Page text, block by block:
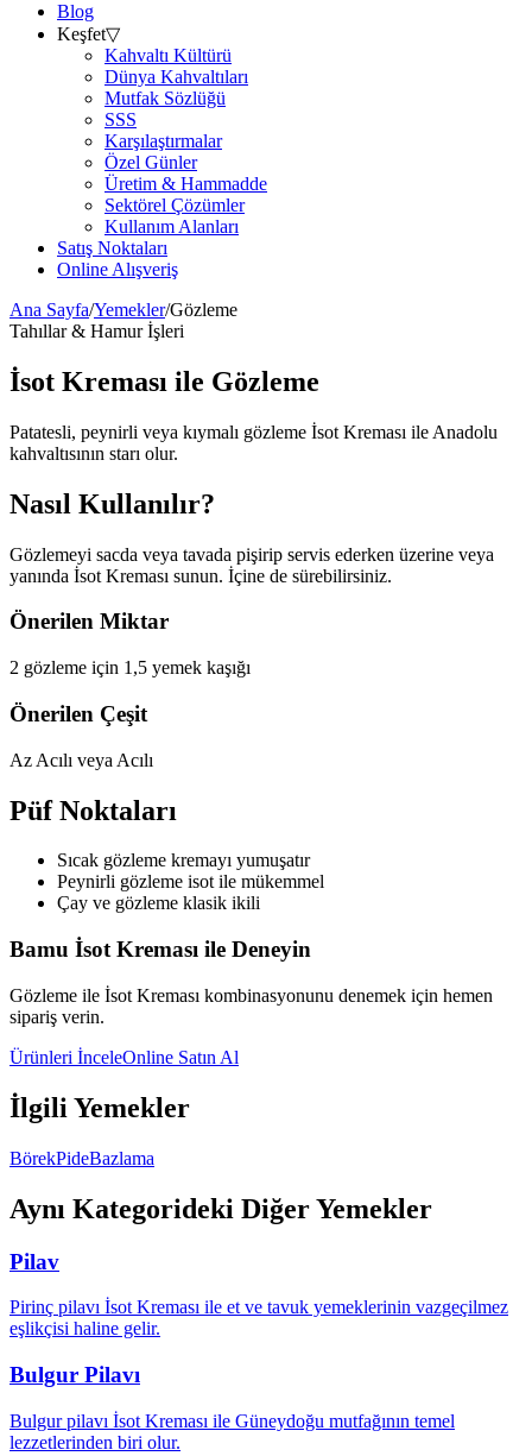
Blog
Keşfet▽
Kahvaltı Kültürü
Dünya Kahvaltıları
Mutfak Sözlüğü
SSS
Karşılaştırmalar
Özel Günler
Üretim & Hammadde
Sektörel Çözümler
Kullanım Alanları
Satış Noktaları
Online Alışveriş
Ana Sayfa/Yemekler/Gözleme
Tahıllar & Hamur İşleri
İsot Kreması ile Gözleme
Patatesli, peynirli veya kıymalı gözleme İsot Kreması ile Anadolu
kahvaltısının starı olur.
Nasıl Kullanılır?
Gözlemeyi sacda veya tavada pişirip servis ederken üzerine veya
yanında İsot Kreması sunun. İçine de sürebilirsiniz.
Önerilen Miktar
2 gözleme için 1,5 yemek kaşığı
Önerilen Çeşit
Az Acılı veya Acılı
Püf Noktaları
Sıcak gözleme kremayı yumuşatır
Peynirli gözleme isot ile mükemmel
Çay ve gözleme klasik ikili
Bamu İsot Kreması ile Deneyin
Gözleme ile İsot Kreması kombinasyonunu denemek için hemen
sipariş verin.
Ürünleri İnceleOnline Satın Al
İlgili Yemekler
BörekPideBazlama
Aynı Kategorideki Diğer Yemekler
Pilav
Pirinç pilavı İsot Kreması ile et ve tavuk yemeklerinin vazgeçilmez
eşlikçisi haline gelir.
Bulgur Pilavı
Bulgur pilavı İsot Kreması ile Güneydoğu mutfağının temel
lezzetlerinden biri olur.